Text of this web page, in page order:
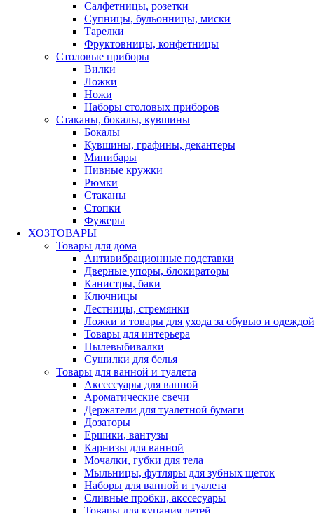
Салфетницы, розетки
Супницы, бульонницы, миски
Тарелки
Фруктовницы, конфетницы
Столовые приборы
Вилки
Ложки
Ножи
Наборы столовых приборов
Стаканы, бокалы, кувшины
Бокалы
Кувшины, графины, декантеры
Минибары
Пивные кружки
Рюмки
Стаканы
Стопки
Фужеры
ХОЗТОВАРЫ
Товары для дома
Антивибрационные подставки
Дверные упоры, блокираторы
Канистры, баки
Ключницы
Лестницы, стремянки
Ложки и товары для ухода за обувью и одеждой
Товары для интерьера
Пылевыбивалки
Сушилки для белья
Товары для ванной и туалета
Аксессуары для ванной
Ароматические свечи
Держатели для туалетной бумаги
Дозаторы
Ершики, вантузы
Карнизы для ванной
Мочалки, губки для тела
Мыльницы, футляры для зубных щеток
Наборы для ванной и туалета
Сливные пробки, акссесуары
Товары для купания детей